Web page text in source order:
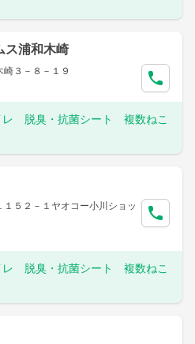
ス浦和木崎
３－８－１９
レ 脱臭・抗菌シート 複数ねこ
５２－１ヤオコー小川ショッ
レ 脱臭・抗菌シート 複数ねこ